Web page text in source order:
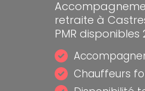
retraite à
PMR disponibles
Chauffeurs